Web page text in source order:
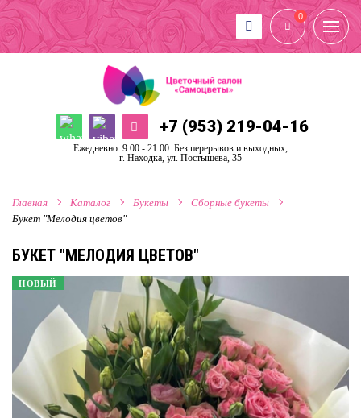
+7 (953) 219-04-16
Ежедневно: 9:00 - 21:00. Без перерывов и выходных,
г. Находка, ул. Постышева, 35
0
Главная Каталог Букеты
Сборные букеты
Букет "Мелодия цветов"
БУКЕТ "МЕЛОДИЯ ЦВЕТОВ"
НОВЫЙ